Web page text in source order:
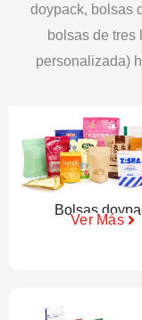
doypack, bolsas
bolsas de tres
personalizada)
Bolsas
Ver Más